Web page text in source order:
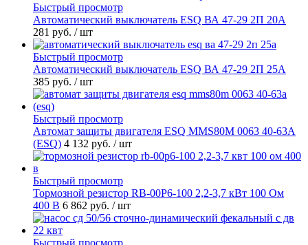
Быстрый просмотр
Автоматический выключатель ESQ ВА 47-29 2П 20А
281 руб. / шт
Быстрый просмотр
Автоматический выключатель ESQ ВА 47-29 2П 25А
385 руб. / шт
Быстрый просмотр
Автомат защиты двигателя ESQ MMS80M 0063 40-63А
(ESQ) 4 132 руб. / шт
Быстрый просмотр
Тормозной резистор RB-00P6-100 2,2-3,7 кВт 100 Ом
400 В 6 862 руб. / шт
Быстрый просмотр